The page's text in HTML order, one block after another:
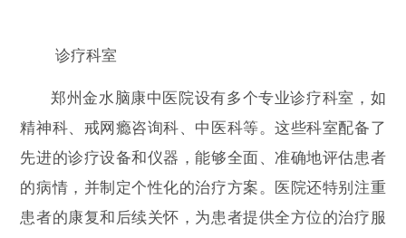
诊疗科室
郑州金水脑康中医院设有多个专业诊疗科室，如
精神科、戒网瘾咨询科、中医科等。这些科室配备了
先进的诊疗设备和仪器，能够全面、准确地评估患者
的病情，并制定个性化的治疗方案。医院还特别注重
患者的康复和后续关怀，为患者提供全方位的治疗服